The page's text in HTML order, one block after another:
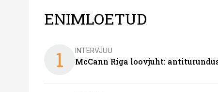
ENIMLOETUD
1 INTERVJUU
McCann Riga loovjuht: